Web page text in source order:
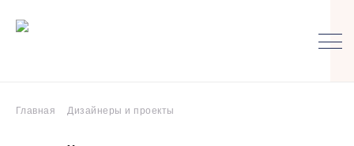
Главная Дизайнеры и проекты